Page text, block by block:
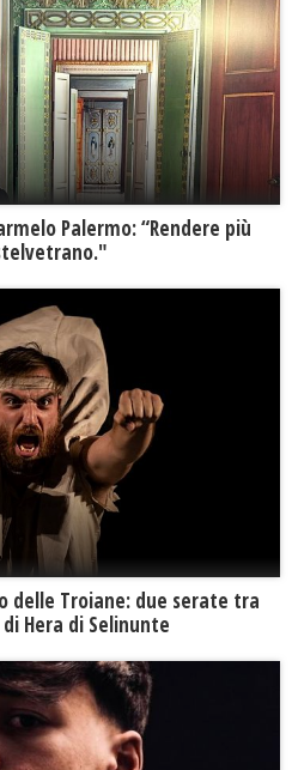
Palermo: “Rendere più
delle Troiane: due serate tra
Hera di Selinunte